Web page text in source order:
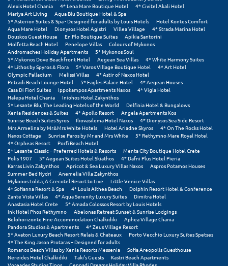
Νέοι Πόροι Πιερίας
Ξ
Ξυλόκαστρο
Ο
Ορεινή Αρκαδία
Ορεινή Ναυπακτία
Π
Πάλαιρος
Παξοί
Παραλία Κατερίνης
Παραλία Λιτοχώρου
Παράλιο Άστρος
Alexis Hotel Chania
4* Lena Mare Boutique Hotel
4* Civitel Akali Hotel
Mariya Art Living
Aqua Blu Boutique Hotel & Spa
5* Asterion Suites & Spa - Designed for adults by Louis Hotels
Hotel Kontes Comfort
Aqua Mare Hotel
Dionysos Hotel Agistri Villea Village
4* Strada Marina Hotel
Douskos Guest House
En Plo Boutique Suites
Apikia Santorini
Molfetta Beach Hotel
Penelope Villas
Colours of Mykonos
Andromaches Holiday Apartments
5* Mykonos Soul
5* Mykonos Dove Beachfront Hotel
Aegean Sea Villas
4* White Harmony Suites
4* Lithos by Spyros & Flora
5* Varos Village Boutique Hotel
4* Art Hotel
Olympic Palladium
Melissi Villas
4* Astir of Naxos Hotel
Petradi Beach Lounge Hotel
5* Eagles Palace Hotel
4* Aegean Houses
Casa Di Fiori Suites
Ippokampos Apartments Naxos
4* Vigla Hotel
Halepa Hotel Chania
Iniohos Hotel Zakynthos
5* Lesante Blu, The Leading Hotels of the World
Delfinia Hotel & Bungalows
Xenia Residences & Suites
4* Apollo Resort
Angela Apartments Kos
Sunrise Beach Suites Syros
Iliovasilema Hotel Naxos
4* Dionysos Sea Side Resort
Mrs Armelina by Mr&Mrs White Hotels
Hotel Ariadne Skyros
4* On The Rocks Hotel
Naxos Cottage
Sunrise Paros by Mr and Mrs White
5* Rethymno Mare Royal Hotel
4* Orpheas Resort
Porfi Beach Hotel
5* Lesante Classic – Preferred Hotels & Resorts
Menta City Boutique Hotel Crete
Polis 1907
5* Aegean Suites Hotel Skiathos
4* Dafni Plus Hotel Pieria
Karras Livin Zakynthos
Apricot & Sea Luxury Villas Naxos
Aspros Potamos Houses
Summer Bed Nydri
Anemelia Villa Zakynthos
Mykonos Lolita, A Grecotel Resort to Live
Little Venice Villas
4* Sofianna Resort & Spa
4* Louis Althea Beach
Dolphin Resort Hotel & Conference
Zante Vista Villas
4* Aqua Serenity Luxury Suites
Dimitra Hotel
Anastasia Hotel Crete
5* Amada Colossos Resort by Louis Hotels
Ink Hotel Phos Rethymno
Abelonas Retreat Sunset & Sunrise Lodgings
Belohorizonte Fine Accommodation Chalkidiki
Aphea Village Chania
Pandora Studios & Apartments
4* Zeus Village Resort
5* Avaton Luxury Beach Resort Relais & Chateaux
Porto Vecchio Luxury Suites Spetses
4* The King Jason Protaras – Designed for adults
Romanos Beach Villas by Xenia Resorts Messenia
Sofia Areopolis Guesthouse
Nereides Hotel Chalkidiki
Taki's Guests
Kastri Beach Apartments